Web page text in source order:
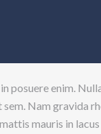
enim.
Nam gravida
mauris in